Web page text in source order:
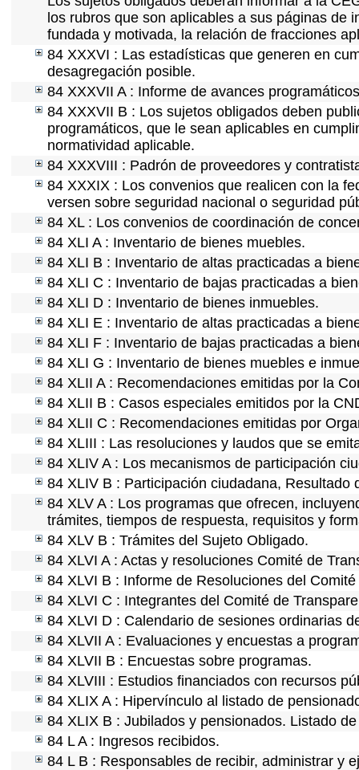
los rubros que son aplicables a sus páginas de
fundada y motivada, la relación de fracciones
84 XXXVI : Las estadísticas que generen en
desagregación posible.
84 XXXVII A : Informe de avances
84 XXXVII B : Los sujetos obligados deben
programáticos, que le sean aplicables en
normatividad aplicable.
84 XXXVIII : Padrón de proveedores y
84 XXXIX : Los convenios que realicen con la
versen sobre seguridad nacional o seguridad
84 XL : Los convenios de coordinación de
84 XLI A : Inventario de bienes muebles.
84 XLI B : Inventario de altas practicadas a
84 XLI C : Inventario de bajas practicadas a
84 XLI D : Inventario de bienes inmuebles.
84 XLI E : Inventario de altas practicadas a
84 XLI F : Inventario de bajas practicadas a
84 XLI G : Inventario de bienes muebles e
84 XLII A : Recomendaciones emitidas por la
84 XLII B : Casos especiales emitidos por la
84 XLII C : Recomendaciones emitidas por
84 XLIII : Las resoluciones y laudos que se
84 XLIV A : Los mecanismos de participación
84 XLIV B : Participación ciudadana, Resultado
84 XLV A : Los programas que ofrecen,
trámites, tiempos de respuesta, requisitos y
84 XLV B : Trámites del Sujeto Obligado.
84 XLVI A : Actas y resoluciones Comité de
84 XLVI B : Informe de Resoluciones del
84 XLVI C : Integrantes del Comité de
84 XLVI D : Calendario de sesiones ordinarias
84 XLVII A : Evaluaciones y encuestas a
84 XLVII B : Encuestas sobre programas.
84 XLVIII : Estudios financiados con recursos
84 XLIX A : Hipervínculo al listado de
84 XLIX B : Jubilados y pensionados. Listado
84 L A : Ingresos recibidos.
84 L B : Responsables de recibir, administrar y